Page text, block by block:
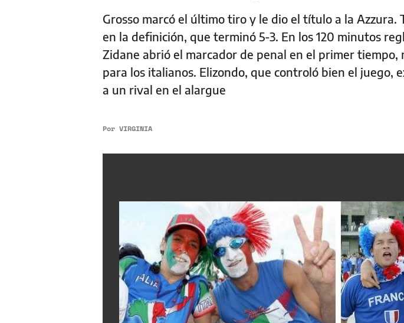
Grosso marcó el último tiro y le dio el título a la
en la definición, que terminó 5-3. En los 120 minutos
Zidane abrió el marcador de penal en el primer
para los italianos. Elizondo, que controló bien el juego,
a un rival en el alargue
Por VIRGINIA